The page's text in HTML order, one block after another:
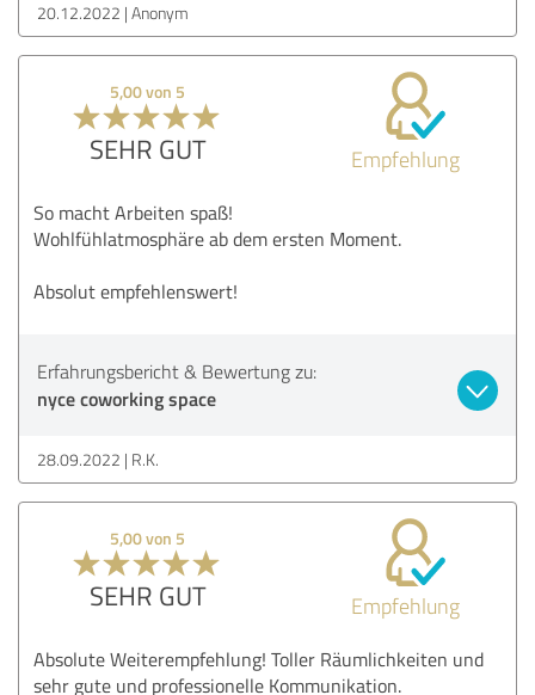
20.12.2022 Anonym
5,00 von 5
SEHR GUT Empfehlung
So macht Arbeiten spaß!
Wohlfühlatmosphäre ab dem ersten Moment.
Absolut empfehlenswert!
Erfahrungsbericht & Bewertung zu:
nyce coworking space
28.09.2022 R.K.
5,00 von 5
SEHR GUT Empfehlung
Absolute Weiterempfehlung! Toller Räumlichkeiten und
sehr gute und professionelle Kommunikation.